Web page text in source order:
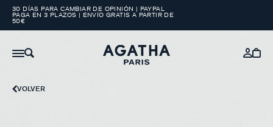
30 DÍAS PARA CAMBIAR DE OPINIÓN | PAYPAL
PAGA EN 3 PLAZOS | ENVÍO GRATIS A PARTIR DE
50€
VOLVER